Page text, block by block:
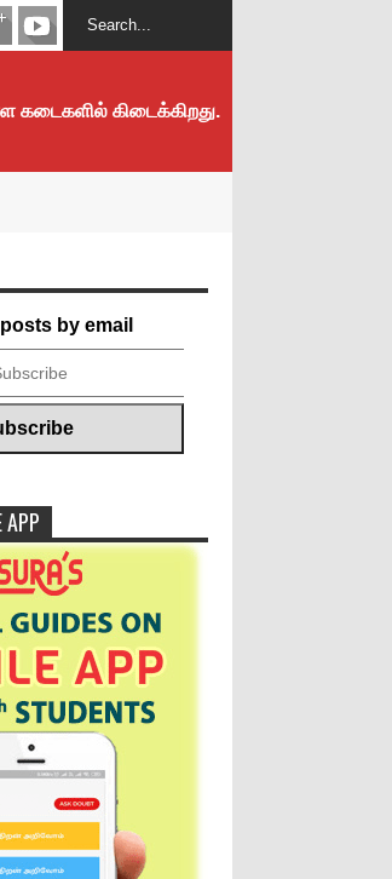
கடைகளில் கிடைக்கிறது.
by email